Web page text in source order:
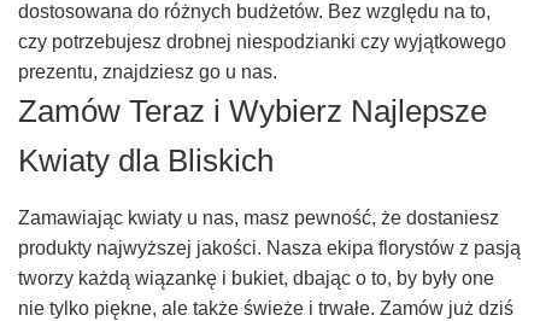
dostosowana do różnych budżetów. Bez względu na to,
czy potrzebujesz drobnej niespodzianki czy wyjątkowego
prezentu, znajdziesz go u nas.
Zamów Teraz i Wybierz Najlepsze
Kwiaty dla Bliskich
Zamawiając kwiaty u nas, masz pewność, że dostaniesz
produkty najwyższej jakości. Nasza ekipa florystów z pasją
tworzy każdą wiązankę i bukiet, dbając o to, by były one
nie tylko piękne, ale także świeże i trwałe. Zamów już dziś